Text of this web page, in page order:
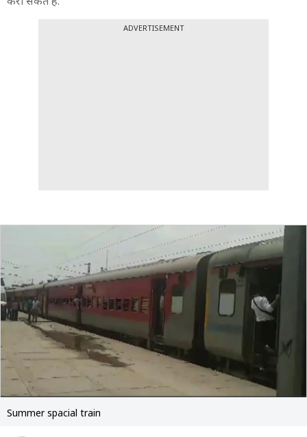
ADVERTISEMENT
Summer spacial train